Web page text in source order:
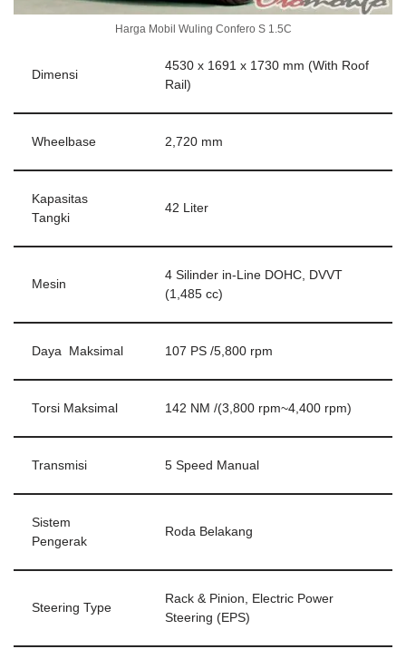
Harga Mobil Wuling Confero S 1.5C
Dimensi
4530 x 1691 x 1730 mm (With Roof
Rail)
Wheelbase 2,720 mm
Kapasitas
Tangki
42 Liter
Mesin
4 Silinder in-Line DOHC, DVVT
(1,485 cc)
Daya Maksimal 107 PS /5,800 rpm
Torsi Maksimal 142 NM /(3,800 rpm~4,400 rpm)
Transmisi 5 Speed Manual
Sistem
Pengerak
Roda Belakang
Steering Type
Rack & Pinion, Electric Power
Steering (EPS)